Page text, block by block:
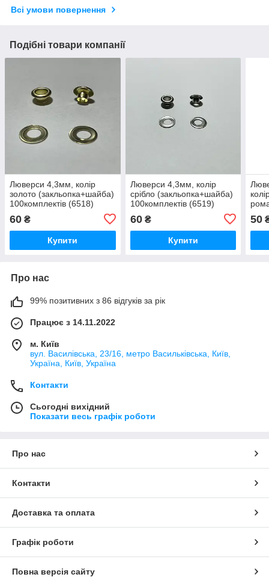
Всі умови повернення
Подібні товари компанії
Люверси 4,3мм, колір
золото (закльопка+шайба)
100комплектів (6518)
60 ₴
Купити
Люверси 4,3мм, колір
срібло (закльопка+шайба)
100комплектів (6519)
60₴
Купити
50
Про нас
99% позитивних з 86 відгуків за рік
Працює з 14.11.2022
м. Київ
вул. Василівська, 23/16, метро Васильківська, Київ,
Україна, Київ, Україна
Контакти
Сьогодні вихідний
Показати весь графік роботи
Про нас
Контакти
Доставка та оплата
Графік роботи
Повна версія сайту